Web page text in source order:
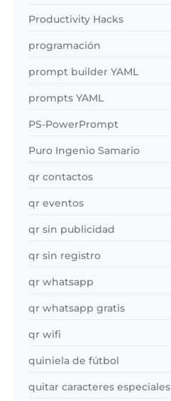
Productivity Hacks
programación
prompt builder YAML
prompts YAML
PS-PowerPrompt
Puro Ingenio Samario
qr contactos
qr eventos
qr sin publicidad
qr sin registro
qr whatsapp
qr whatsapp gratis
qr wifi
quiniela de fútbol
quitar caracteres especiales